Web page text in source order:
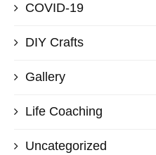
COVID-19
DIY Crafts
Gallery
Life Coaching
Uncategorized